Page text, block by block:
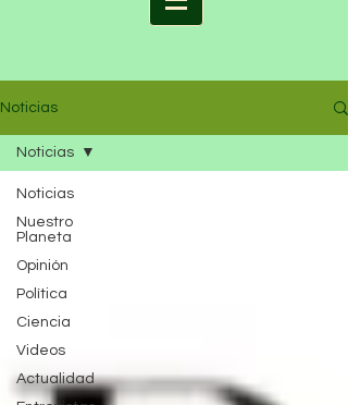
Noticias
Noticias
Nuestro
Planeta
Opinión
Política
Ciencia
Videos
Actualidad
Noticias